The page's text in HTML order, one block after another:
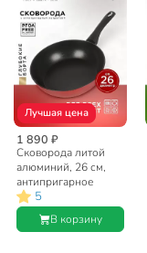
Лучшая цена
1 890 ₽
Сковорода литой
алюминий, 26 см,
антипригарное
покрытие, Гурман,
Fresh red, индукция,
ГМ2601Фк
5
В корзину